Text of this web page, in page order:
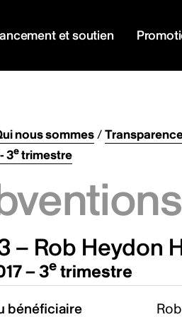
et soutien
nous sommes/
3etrimestre
– Rob Heydon
– 3e trimestre
bénéficiaire